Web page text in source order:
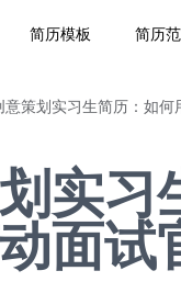
简历模板 简历
意策划实习生简历：如何
实习
面试